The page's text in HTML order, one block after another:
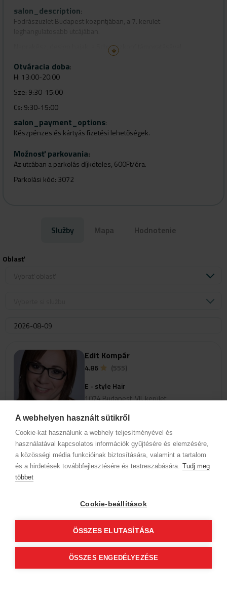
A webhelyen használt sütikről
Cookie-kat használunk a webhely teljesítményével és
használatával kapcsolatos információk gyűjtésére és elemzésére,
a közösségi média funkcióinak biztosítására, valamint a tartalom
és a hirdetések továbbfejlesztésére és testreszabására. Tudj meg
többet
Cookie-beállítások
ÖSSZES ELUTASÍTÁSA
ÖSSZES ENGEDÉLYEZÉSE
A Szövetség utca felől be lehet hajtani a Barát utcába.
salon_description:
Fodrászüzlet Budapest közpntjában, a 7. kerület
Naprakész, design hajak, a Schwarzkopf támogatásával.
Stílus és egyediség minden időben.
Otváracia doba:
H: 13:00-20:00
Sze: 9:30-15:00
Cs: 9:30-15:00
P: 13:00-20:00
salon_payment_options:
Készpénzes és kártyás fizetési lehetőségek.
Možnosť parkovania:
Az utcában a parkolás díjköteles, 600Ft/óra.
Parkolási kód: 3072
Služby Mapa Hodnotenie
Oblasť
view_profile
Ak chcete zobraziť termíny pre
Edit Kompár
4.86
(555)
E - style Hair
1074 Budapest, VII. kerület
Informácie o spoločnosti Ochrana osobných údajov
Etický kódex Kontakt
Naši partneri VOP (Predplatný zákazník) VOP (Hostia)